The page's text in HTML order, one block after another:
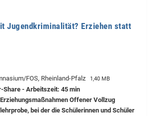
Jugendkriminalität? Erziehen statt
FOS, Rheinland-Pfalz 1,40 MB
Share - Arbeitszeit: 45 min
Offener Vollzug
bei der die Schülerinnen und Schüler